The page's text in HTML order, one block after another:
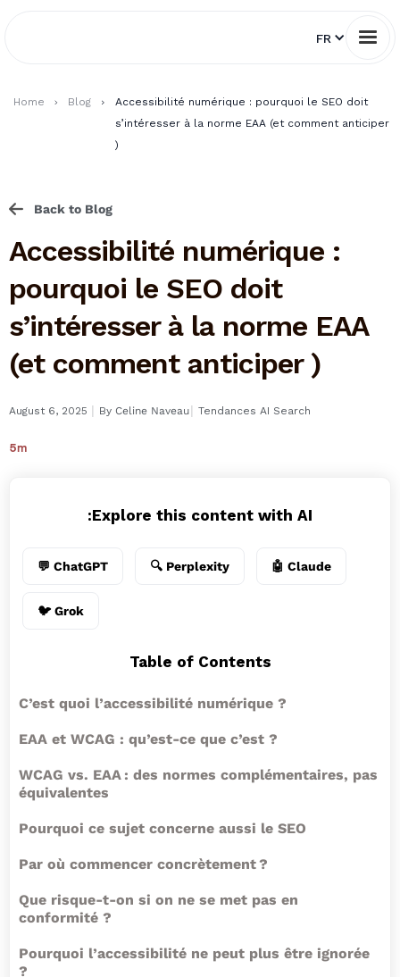
FR
Home Blog
Accessibilité numérique : pourquoi le SEO doit
s’intéresser à la norme EAA (et comment anticiper
)
Back to Blog
Accessibilité numérique :
pourquoi le SEO doit
s’intéresser à la norme EAA
(et comment anticiper )
August 6, 2025 I By Celine NaveauI Tendances AI Search
5m
Explore this content with AI:
💬 ChatGPT 🔍 Perplexity 🤖 Claude
🐦 Grok
Table of Contents
C’est quoi l’accessibilité numérique ?
EAA et WCAG : qu’est-ce que c’est ?
WCAG vs. EAA : des normes complémentaires, pas
équivalentes
Pourquoi ce sujet concerne aussi le SEO
Par où commencer concrètement ?
Que risque-t-on si on ne se met pas en
conformité ?
Pourquoi l’accessibilité ne peut plus être ignorée
?